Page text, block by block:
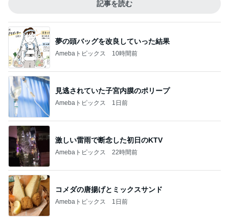
記事を読む
夢の頭バッグを改良していった結果
Amebaトピックス 10時間前
見逃されていた子宮内膜のポリープ
Amebaトピックス 1日前
激しい雷雨で断念した初日のKTV
Amebaトピックス 22時間前
コメダの唐揚げとミックスサンド
Amebaトピックス 1日前